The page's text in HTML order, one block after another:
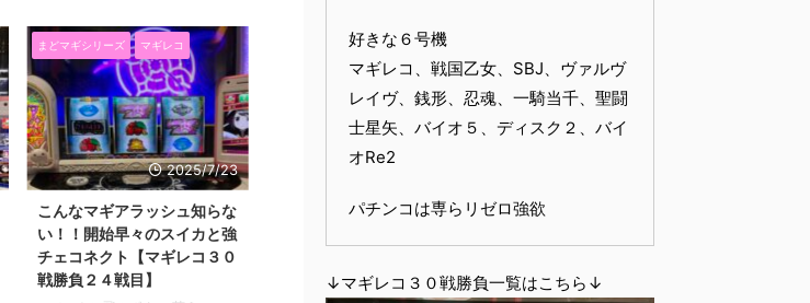
いつも土日は更新してないんすけ
ど、マギレコの熱く語る本が終わ
って時間できたので短めかつマギ
レコじゃない機種のお話してみよ
うと思います。 マギレコの記事
しか書いてないのでマギレコしか
うってないように思えますが実際
はそうじゃないのですよ。 むし
ろマギレコ以外の方が多い・・・
かも^^; ではいってみましょう
(^O^)／ 前回のお話はこちら→ス
テチェンアイキャッチキャラ強と
小さいキュゥべえの返答セリフ示
まどマギシリーズ マギレコ
2025/7/23
こんなマギアラッシュ知らな
い！！開始早々のスイカと強
チェコネクト【マギレコ３０
戦勝負２４戦目】
好きな６号機
マギレコ、戦国乙女、SBJ、ヴァルヴ
レイヴ、銭形、忍魂、一騎当千、聖闘
士星矢、バイオ５、ディスク２、バイ
オRe2
パチンコは専らリゼロ強欲
↓マギレコ３０戦勝負一覧はこちら↓